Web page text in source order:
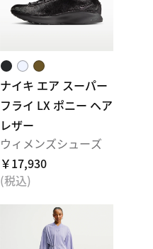
ナイキ エア スーパー
フライ LX ポニー ヘア
レザー
ウィメンズシューズ
￥17,930
(税込)